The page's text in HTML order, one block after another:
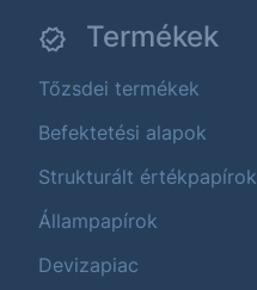
Termékek
Tőzsdei termékek
Befektetési alapok
Strukturált értékpapírok
Állampapírok
Devizapiac